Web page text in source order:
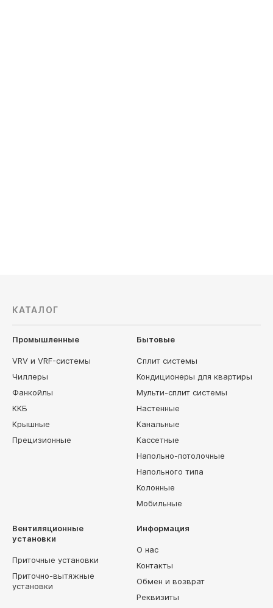
КАТАЛОГ
Промышленные
VRV и VRF-системы
Чиллеры
Фанкойлы
ККБ
Крышные
Прецизионные
Бытовые
Сплит системы
Кондиционеры для квартиры
Мульти-сплит системы
Настенные
Канальные
Кассетные
Напольно-потолочные
Напольного типа
Колонные
Мобильные
Вентиляционные
установки
Приточные установки
Приточно-вытяжные
установки
Информация
О нас
Контакты
Обмен и возврат
Реквизиты